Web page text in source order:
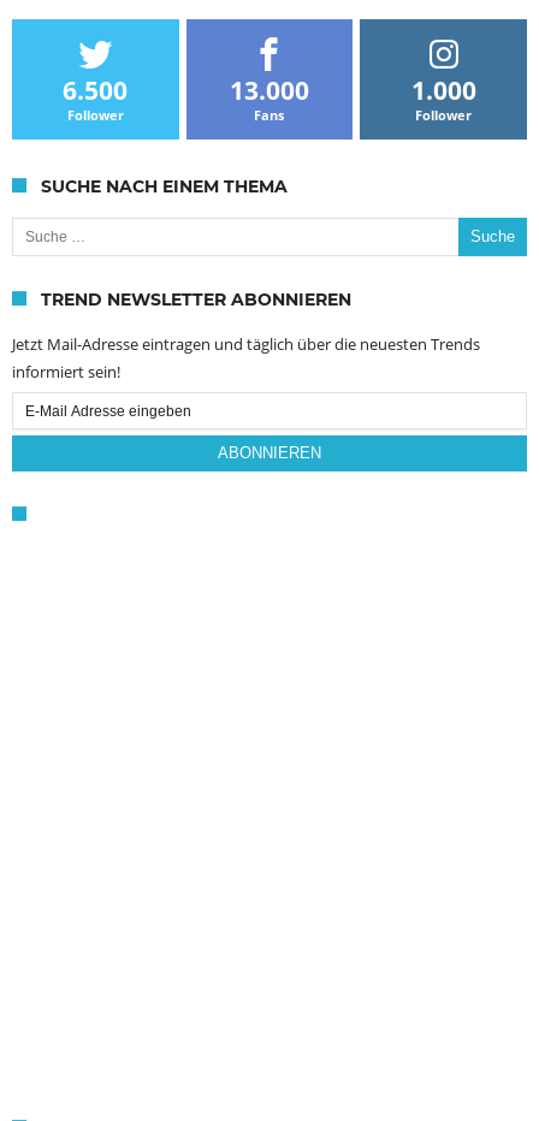
6.500
Follower
13.000
Fans
1.000
Follower
SUCHE NACH EINEM THEMA
Suche nach:
TREND NEWSLETTER ABONNIEREN
Jetzt Mail-Adresse eintragen und täglich über die neuesten Trends
informiert sein!
Email
Subscription
ABONNIEREN